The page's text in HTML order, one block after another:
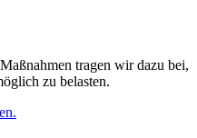
tragen wir dazu bei,
zu belasten.